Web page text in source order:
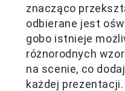
znacząco
odbierane jest
gobo istnieje
różnorodnych
na scenie, co
każdej